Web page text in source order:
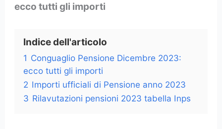
ecco tutti gli importi
Indice dell'articolo
1 Conguaglio Pensione Dicembre 2023:
ecco tutti gli importi
2 Importi ufficiali di Pensione anno 2023
3 Rilavutazioni pensioni 2023 tabella Inps